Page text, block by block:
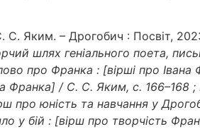
Яким. – Дрогобич : Посвіт,
шлях геніального поета,
про Франка : [вірші про
Франка] / С. С. Яким, с. 166–168 ;
про юність та навчання у
у бій : [вірш про творчість